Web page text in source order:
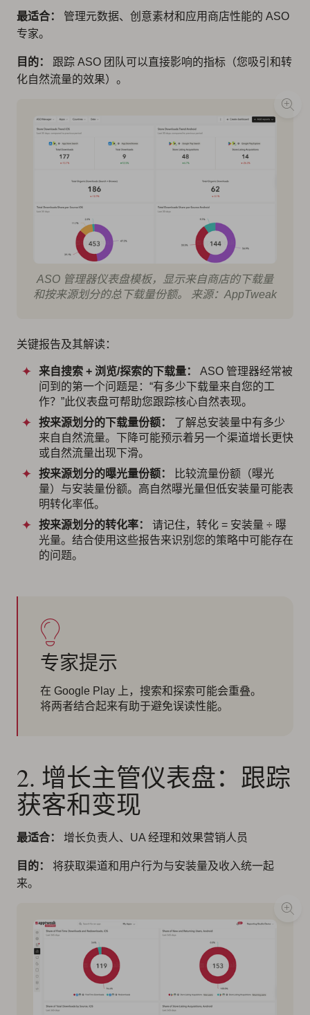
最适合：
管理元数据、创意素材和应用商店性能的 ASO
专家。
目的：
跟踪 ASO 团队可以直接影响的指标（您吸引和转
化自然流量的效果）。
ASO 管理器仪表盘模板，显示来自商店的下载量
和按来源划分的总下载量份额。 来源：AppTweak
关键报告及其解读：
来自搜索 + 浏览/探索的下载量：
ASO 管理器经常被
问到的第一个问题是：“有多少下载量来自您的工
作？”此仪表盘可帮助您跟踪核心自然表现。
按来源划分的下载量份额：
了解总安装量中有多少
来自自然流量。下降可能预示着另一个渠道增长更快
或自然流量出现下滑。
按来源划分的曝光量份额：
比较流量份额（曝光
量）与安装量份额。高自然曝光量但低安装量可能表
明转化率低。
按来源划分的转化率：
请记住，转化 = 安装量 ÷ 曝
光量。结合使用这些报告来识别您的策略中可能存在
的问题。
专家提示
在 Google Play 上，搜索和探索可能会重叠。
将两者结合起来有助于避免误读性能。
2. 增长主管仪表盘：跟踪
获客和变现
最适合： 增长负责人、UA 经理和效果营销人员
目的：
将获取渠道和用户行为与安装量及收入统一起
来。